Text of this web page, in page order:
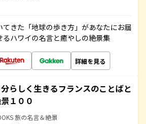
きた「地球の歩き方」があなたにお届
るハワイの名言と癒やしの絶景集
詳細を見る
らしく生きるフランスのことばと
１００
旅の名言＆絶景